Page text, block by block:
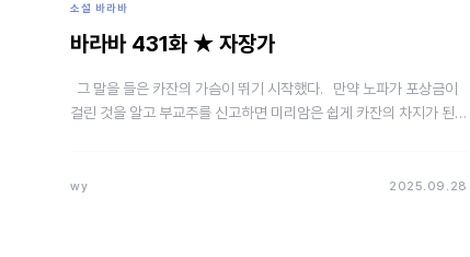
소설 바라바
바라바 431화 ★ 자장가
그 말을 들은 카잔의 가슴이 뛰기 시작했다. 만약 노파가 포상금이
걸린 것을 알고 부교주를 신고하면 미리암은 쉽게 카잔의 차지가 된
wy 2025.09.28